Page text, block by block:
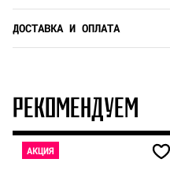
ДОСТАВКА И ОПЛАТА
РЕКОМЕНДУЕМ
АКЦИЯ